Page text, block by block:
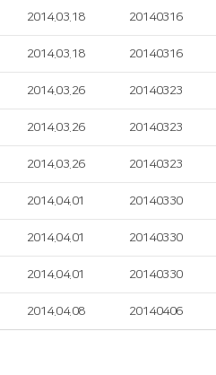
2014.03.18 20140316
2014.03.18 20140316
2014.03.26 20140323
2014.03.26 20140323
2014.03.26 20140323
2014.04.01 20140330
2014.04.01 20140330
2014.04.01 20140330
2014.04.08 20140406